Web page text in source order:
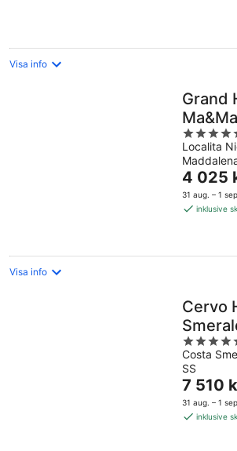
Visa info
Grand
Only
5
out
of
5
Localita
Priset
är
4 025 kr
4 025
31 aug. – 1
inklusive
Visa info
Cervo
5
out
of
5
Costa
SS
Priset
är
7 510 kr
7 510
31 aug. – 1
inklusive